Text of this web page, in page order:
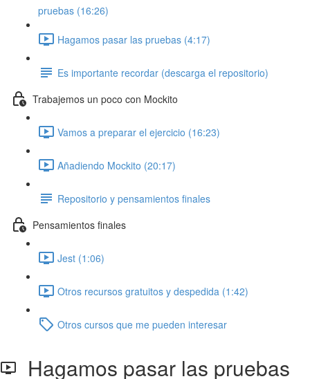
pruebas (16:26)
Hagamos pasar las pruebas (4:17)
Es importante recordar (descarga el repositorio)
Trabajemos un poco con Mockito
Vamos a preparar el ejercicio (16:23)
Añadiendo Mockito (20:17)
Repositorio y pensamientos finales
Pensamientos finales
Jest (1:06)
Otros recursos gratuitos y despedida (1:42)
Otros cursos que me pueden interesar
Hagamos pasar las pruebas